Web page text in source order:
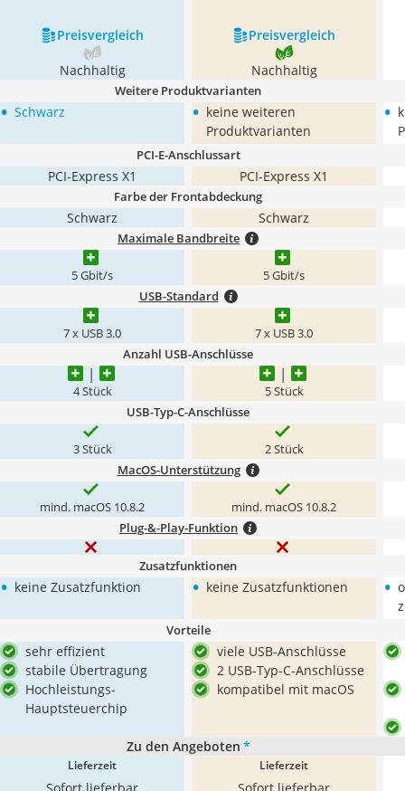
Preis­vergleich Preis­vergleich
Nachhaltig Nachhaltig
Weitere Produktvarianten
• Schwarz • keine weiteren
Produktvarianten
•
PCI-E-Anschlussart
PCI-Express X1 PCI-Express X1
Farbe der Frontabdeckung
Schwarz Schwarz
Maximale Bandbreite
5 Gbit/s 5 Gbit/s
USB-Standard
7 x USB 3.0 7 x USB 3.0
Anzahl USB-Anschlüsse
4 Stück 5 Stück
USB-Typ-C-Anschlüsse
3 Stück 2 Stück
MacOS-Unterstützung
mind. macOS 10.8.2 mind. macOS 10.8.2
Plug-&-Play-Funktion
Zusatzfunktionen
• keine Zusatzfunktion • keine Zusatzfunktionen •
Vorteile
sehr effizient
stabile Übertragung
Hochleistungs-
Hauptsteuerchip
viele USB-Anschlüsse
2 USB-Typ-C-Anschlüsse
kompatibel mit macOS
Zu den Angeboten *
Lieferzeit Lieferzeit